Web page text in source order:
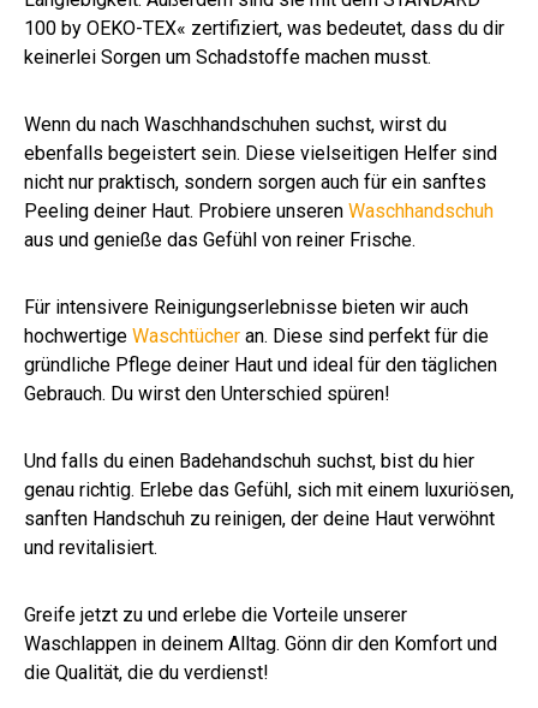
100 by OEKO-TEX« zertifiziert, was bedeutet, dass du dir
keinerlei Sorgen um Schadstoffe machen musst.
Wenn du nach Waschhandschuhen suchst, wirst du
ebenfalls begeistert sein. Diese vielseitigen Helfer sind
nicht nur praktisch, sondern sorgen auch für ein sanftes
Peeling deiner Haut. Probiere unseren Waschhandschuh
aus und genieße das Gefühl von reiner Frische.
Für intensivere Reinigungserlebnisse bieten wir auch
hochwertige Waschtücher an. Diese sind perfekt für die
gründliche Pflege deiner Haut und ideal für den täglichen
Gebrauch. Du wirst den Unterschied spüren!
Und falls du einen Badehandschuh suchst, bist du hier
genau richtig. Erlebe das Gefühl, sich mit einem luxuriösen,
sanften Handschuh zu reinigen, der deine Haut verwöhnt
und revitalisiert.
Greife jetzt zu und erlebe die Vorteile unserer
Waschlappen in deinem Alltag. Gönn dir den Komfort und
die Qualität, die du verdienst!